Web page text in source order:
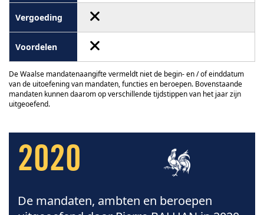
De Waalse mandatenaangifte vermeldt niet de begin- en / of einddatum
van de uitoefening van mandaten, functies en beroepen. Bovenstaande
mandaten kunnen daarom op verschillende tijdstippen van het jaar zijn
uitgeoefend.
2020
De mandaten, ambten en beroepen